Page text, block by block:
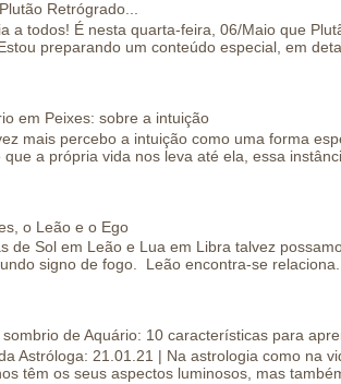
Retrógrado...
a todos! É nesta quarta-feira, 06/Maio que
preparando um conteúdo especial, em
em Peixes: sobre a intuição
mais percebo a intuição como uma forma
que a própria vida nos leva até ela, essa
o Leão e o Ego
de Sol em Leão e Lua em Libra talvez
signo de fogo. Leão encontra-se
de Aquário: 10 características para
Astróloga: 21.01.21 | Na astrologia como na
têm os seus aspectos luminosos, mas